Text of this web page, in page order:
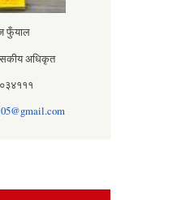
फुँयाल
अधिकृत